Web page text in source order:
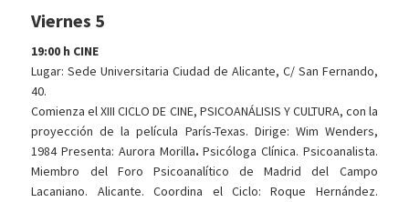
Viernes 5
19:00 h CINE
Lugar: Sede Universitaria Ciudad de Alicante, C/ San Fernando,
40.
Comienza el XIII CICLO DE CINE, PSICOANÁLISIS Y CULTURA, con la
proyección de la película París-Texas. Dirige: Wim Wenders,
1984 Presenta: Aurora Morilla. Psicóloga Clínica. Psicoanalista.
Miembro del Foro Psicoanalítico de Madrid del Campo
Lacaniano. Alicante. Coordina el Ciclo: Roque Hernández.